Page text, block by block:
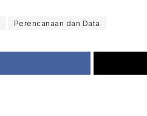
Perencanaan dan Data